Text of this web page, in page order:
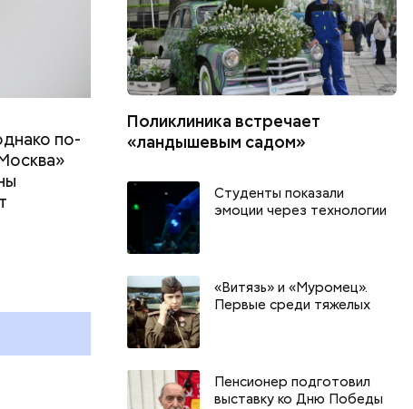
День книголюбов и День
праздники отмечают в России
и мире 9 августа
по-
Поликлиника встречает
«ландышевым садом»
Студенты показали
эмоции через технологии
«Витязь» и «Муромец».
Первые среди тяжелых
Пенсионер подготовил
выставку ко Дню Победы